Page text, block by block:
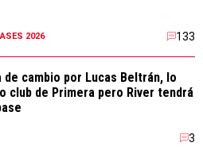
2026 133
de cambio por Lucas Beltrán, lo
club de Primera pero River tendrá
3